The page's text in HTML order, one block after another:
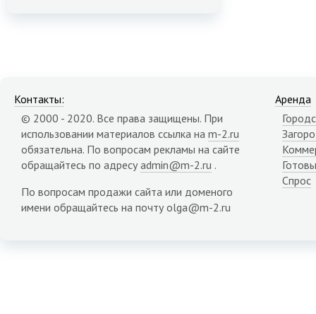
Контакты:
© 2000 - 2020. Все права защищены. При
использовании материалов ссылка на m-2.ru
обязательна. По вопросам рекламы на сайте
обращайтесь по адресу admin@m-2.ru .
По вопросам продажи сайта или доменого
имени обращайтесь на почту olga@m-2.ru
Аренда
Спрос